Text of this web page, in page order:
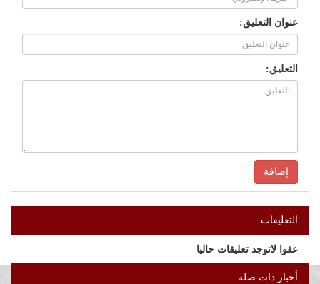
عنوان التعليق:
التعليق:
التعليقات
عفوا لاتوجد تعليقات حاليا
أخبار ذات صله